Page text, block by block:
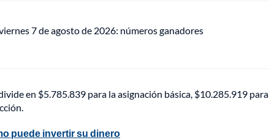
7 de agosto de 2026: números ganadores
en $5.785.839 para la asignación básica, $10.285.919 para
puede invertir su dinero